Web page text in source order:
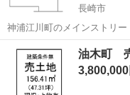
長崎市
神浦江川町のメインストリ
可能です♪73坪の広めの土地
長崎 長崎市 土地販
油木町
3,800,000